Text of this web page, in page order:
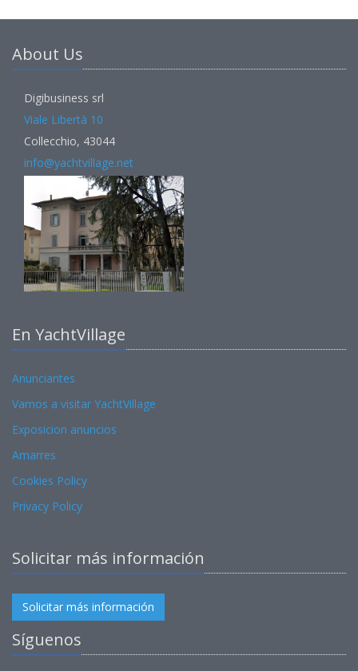
About Us
Digibusiness srl
Viale Libertà 10
Collecchio, 43044
info@yachtvillage.net
En YachtVillage
Anunciantes
Vamos a visitar YachtVillage
Exposicion anuncios
Amarres
Cookies Policy
Privacy Policy
Solicitar más información
Solicitar más información
Síguenos